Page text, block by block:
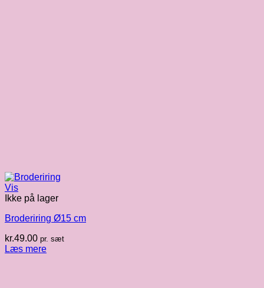
Vis
Ikke på lager
Broderiring Ø15 cm
kr.49.00 pr. sæt
Læs mere